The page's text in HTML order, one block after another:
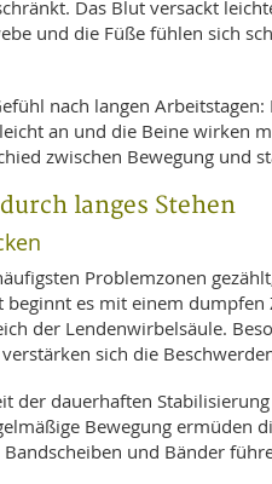
Das Blut versackt
und die Füße fühlen sich
nach langen Arbeitstagen:
an und die Beine wirken
zwischen Bewegung und
langes Stehen
Problemzonen
beginnt es mit einem dumpfen
der Lendenwirbelsäule.
sich die
der dauerhaften
Bewegung ermüden
und Bänder